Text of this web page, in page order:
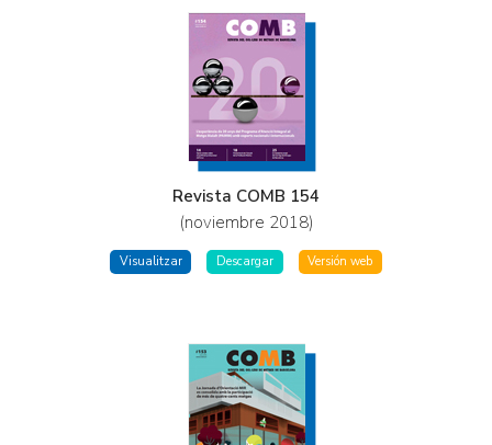
Revista COMB 154
(noviembre 2018)
Visualitzar Descargar Versión web